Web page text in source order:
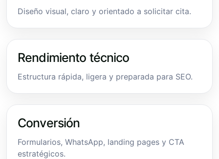
Diseño visual, claro y orientado a solicitar cita.
Rendimiento técnico
Estructura rápida, ligera y preparada para SEO.
Conversión
Formularios, WhatsApp, landing pages y CTA
estratégicos.